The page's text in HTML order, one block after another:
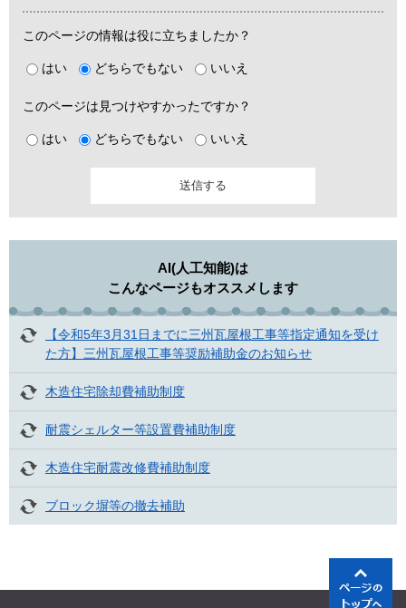
このページの情報は役に立ちましたか？
はい どちらでもない いいえ
このページは見つけやすかったですか？
はい どちらでもない いいえ
AI(人工知能)は
こんなページもオススメします
【令和5年3月31日までに三州瓦屋根工事等指定通知を受け
た方】三州瓦屋根工事等奨励補助金のお知らせ
木造住宅除却費補助制度
耐震シェルター等設置費補助制度
木造住宅耐震改修費補助制度
ブロック塀等の撤去補助